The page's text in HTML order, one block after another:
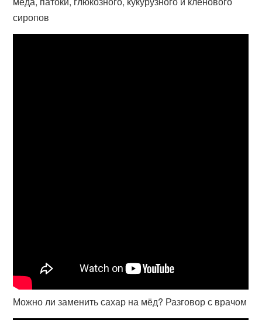
сиропов
Можно ли заменить сахар на мёд? Разговор с врачом